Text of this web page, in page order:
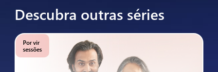
Descubra outras séries
Por vir
sessões